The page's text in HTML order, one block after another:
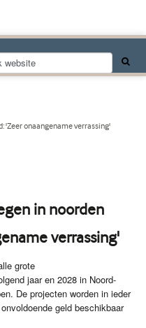
'Zeer onaangename verrassing'
in noorden
verrassing'
grote
jaar en 2028 in Noord-
De projecten worden in ieder
geld beschikbaar